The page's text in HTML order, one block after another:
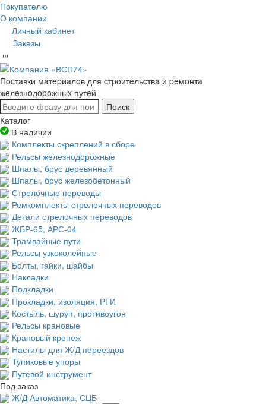
Покупателю
О компании
Личный кабинет
Заказы
Пocтaвки мaтepиaлoв для cтpoитeльcтвa и peмoнтa
жeлeзнoдopoжныx путeй
Поиск
Каталог
В наличии
Комплекты скреплений в сборе
Рельсы железнодорожные
Шпалы, брус деревянный
Шпалы, брус железобетонный
Стрелочные переводы
Ремкомплекты стрелочных переводов
Детали стрелочных переводов
ЖБР-65, АРС-04
Трамвайные пути
Рельсы узкоколейные
Болты, гайки, шайбы
Накладки
Подкладки
Прокладки, изоляция, РТИ
Костыль, шуруп, противоугон
Рельсы крановые
Крановый крепеж
Настилы для Ж/Д переездов
Тупиковые упоры
Путевой инструмент
Под заказ
Ж/Д Автоматика, СЦБ